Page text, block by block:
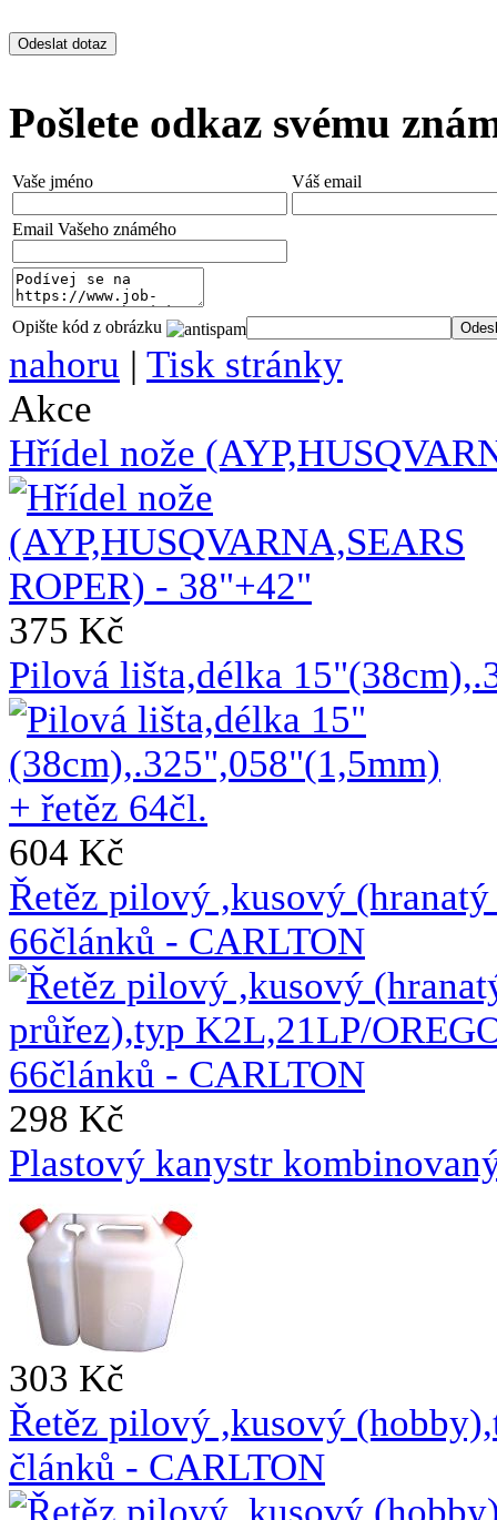
Pošlete odkaz svému
Vaše jméno Váš email
Email Vašeho známého
Opište kód z obrázku
nahoru | Tisk stránky
Akce
Hřídel nože
375 Kč
Pilová lišta,délka
604 Kč
Řetěz pilový ,kusový
66článků - CARLTON
298 Kč
Plastový kanystr
303 Kč
Řetěz pilový ,kusový
článků - CARLTON